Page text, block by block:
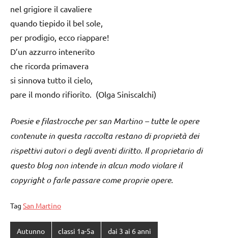
nel grigiore il cavaliere
quando tiepido il bel sole,
per prodigio, ecco riappare!
D’un azzurro intenerito
che ricorda primavera
si sinnova tutto il cielo,
pare il mondo rifiorito. (Olga Siniscalchi)
Poesie e filastrocche per san Martino – tutte le opere
contenute in questa raccolta restano di proprietà dei
rispettivi autori o degli aventi diritto. Il proprietario di
questo blog non intende in alcun modo violare il
copyright o farle passare come proprie opere.
Tag San Martino
Autunno classi 1a-5a dai 3 ai 6 anni